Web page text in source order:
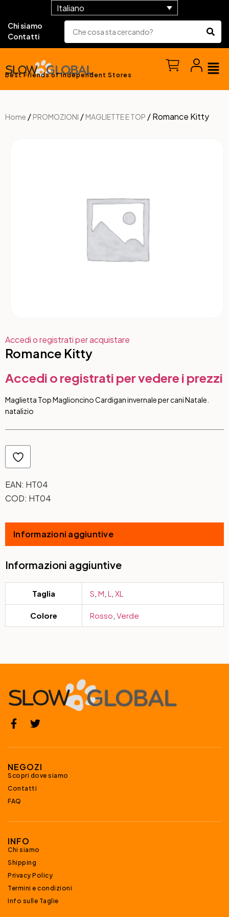
Italiano
Chi siamo
Contatti
Best Friends of Independent Stores
Home / PROMOZIONI / MAGLIETTE E TOP / Romance Kitty
Accedi o registrati per acquistare
Romance Kitty
Accedi o registrati per vedere i prezzi
Maglietta Top Maglioncino Cardigan invernale per cani Natale.
natalizio
EAN: HT04
COD: HT04
Informazioni aggiuntive
Informazioni aggiuntive
Taglia S, M, L , XL
Colore Rosso, Verde
NEGOZI
Scopri dove siamo
Contatti
FAQ
INFO
Chi siamo
Shipping
Privacy Policy
Termini e condizioni
Info sulle Taglie